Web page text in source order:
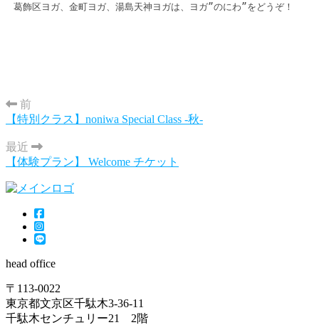
葛飾区ヨガ、金町ヨガ、湯島天神ヨガは、ヨガ”のにわ”をどうぞ！
前
【特別クラス】noniwa Special Class -秋-
最近
【体験プラン】 Welcome チケット
head office
〒113-0022
東京都文京区千駄木3-36-11
千駄木センチュリー21 2階